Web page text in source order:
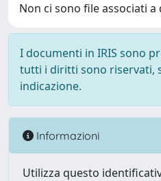
Non ci sono file associati
I documenti in IRIS sono
tutti i diritti sono riservati,
indicazione.
Informazioni
Utilizza questo